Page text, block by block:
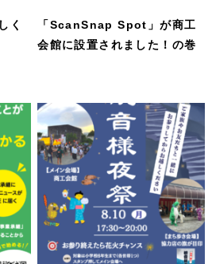
く
「ScanSnap Spot」が商工
会館に設置されました！の巻